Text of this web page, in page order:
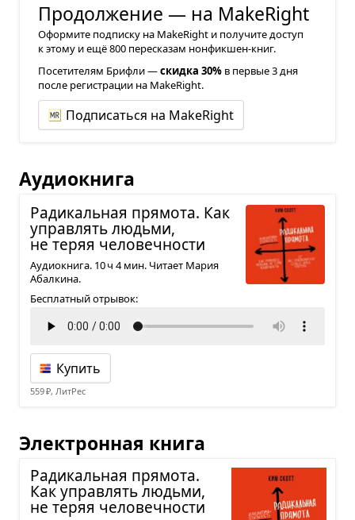
Продолжение — на MakeRight
Оформите подписку на MakeRight и получите доступ
к этому и ещё 800 пересказам нонфикшен-книг.
Посетителям Брифли —скидка 30% в первые 3 дня
после регистрации на MakeRight.
Подписаться на MakeRight
Аудиокнига
Ради­каль­ная пря­мота. Как
управ­лять людьми,
не теряя чело­веч­но­сти
Аудиокнига. 10 ч 4 мин. Читает Мария
Абалкина.
Бесплатный отрывок:
Купить
559 ₽, ЛитРес
Электронная книга
Ради­каль­ная пря­мота.
Как управ­лять людьми,
не теряя чело­веч­но­сти